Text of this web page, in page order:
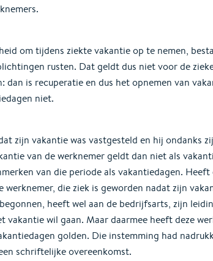
om tijdens ziekte vakantie op te nemen,
rusten. Dat geldt dus niet voor de
is recuperatie en dus het opnemen van
niet.
zijn vakantie was vastgesteld en hij ondanks
van de werknemer geldt dan niet als
van die periode als vakantiedagen. Heeft
werknemer, die ziek is geworden nadat zijn
heeft wel aan de bedrijfsarts, zijn
wil gaan. Maar daarmee heeft deze
golden. Die instemming had
schriftelijke overeenkomst.